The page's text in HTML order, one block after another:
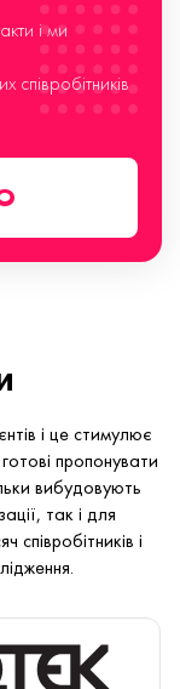
і ми
співробітників
і це стимулює
пропонувати
вибудовують
так і для
співробітників і